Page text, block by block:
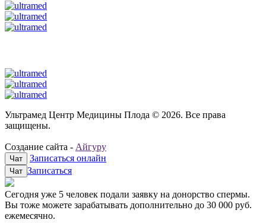
Ультрамед Центр Медицины Плода © 2026. Все права
защищены.
Создание сайта - Айгуру
Чат Записаться онлайн
Чат Записаться
Сегодня уже 5 человек подали заявку на донорство спермы.
Вы тоже можете зарабатывать дополнительно до 30 000 руб.
ежемесячно.